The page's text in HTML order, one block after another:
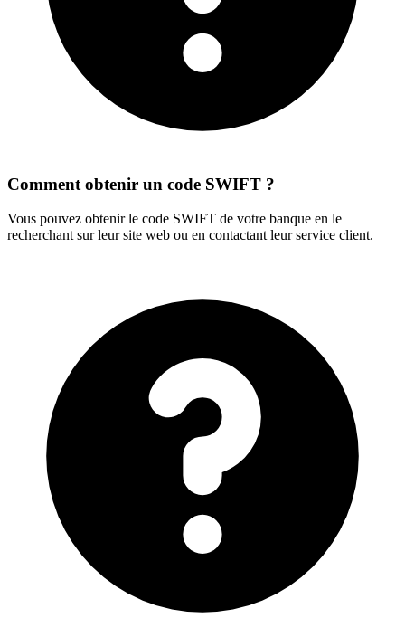
Comment obtenir un code SWIFT ?
Vous pouvez obtenir le code SWIFT de votre banque en le
recherchant sur leur site web ou en contactant leur service client.